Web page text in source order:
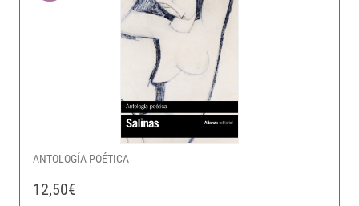
ANTOLOGÍA POÉTICA
12,50€